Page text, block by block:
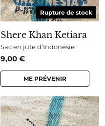
Rupture de stock
Shere Khan Ketiara
Sac en jute d’Indonésie
9,00 €
ME PRÉVENIR